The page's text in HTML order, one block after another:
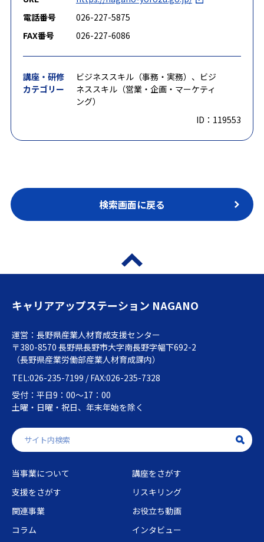
電話番号
026-227-5875
FAX番号
026-227-6086
講座・研修
カテゴリー
ビジネススキル（事務・実務）、ビジ
ネススキル（営業・企画・マーケティ
ング）
ID：119553
検索画面に戻る
キャリアアップステーション NAGANO
運営：長野県産業人材育成支援センター
〒380-8570 長野県長野市大字南長野字幅下692-2
（長野県産業労働部産業人材育成課内）
TEL:026-235-7199 / FAX:026-235-7328
受付：平日9：00～17：00
土曜・日曜・祝日、年末年始を除く
当事業について
講座をさがす
支援をさがす
リスキリング
関連事業
お役立ち動画
コラム
インタビュー